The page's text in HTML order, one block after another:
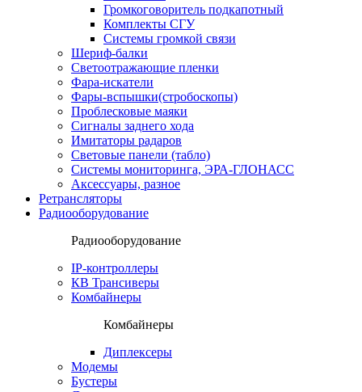
Громкоговоритель подкапотный
Комплекты СГУ
Системы громкой связи
Шериф-балки
Светоотражающие пленки
Фара-искатели
Фары-вспышки(стробоскопы)
Проблесковые маяки
Сигналы заднего хода
Имитаторы радаров
Световые панели (табло)
Системы мониторинга, ЭРА-ГЛОНАСС
Аксессуары, разное
Ретрансляторы
Радиооборудование
Радиооборудование
IP-контроллеры
КВ Трансиверы
Комбайнеры
Комбайнеры
Диплексеры
Модемы
Бустеры